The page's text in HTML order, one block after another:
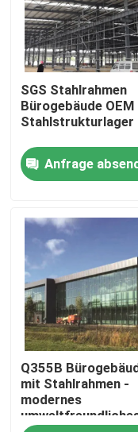
Zu Hause
Produkte
Über uns
SGS Stahlrahmen
Bürogebäude OEM
Stahlstrukturlager
Anfrage
Q355B
mit Stahlrahmen -
modernes